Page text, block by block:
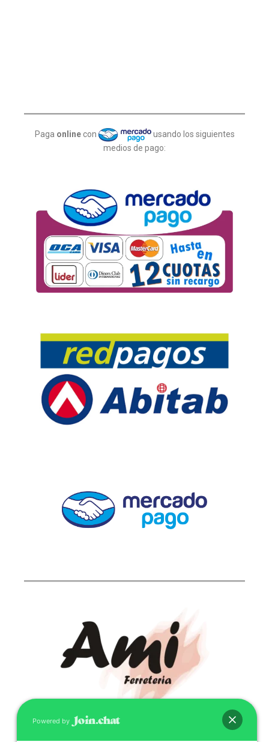
Paga online con
usando los siguientes
medios de pago:
CONTACTO
Powered by